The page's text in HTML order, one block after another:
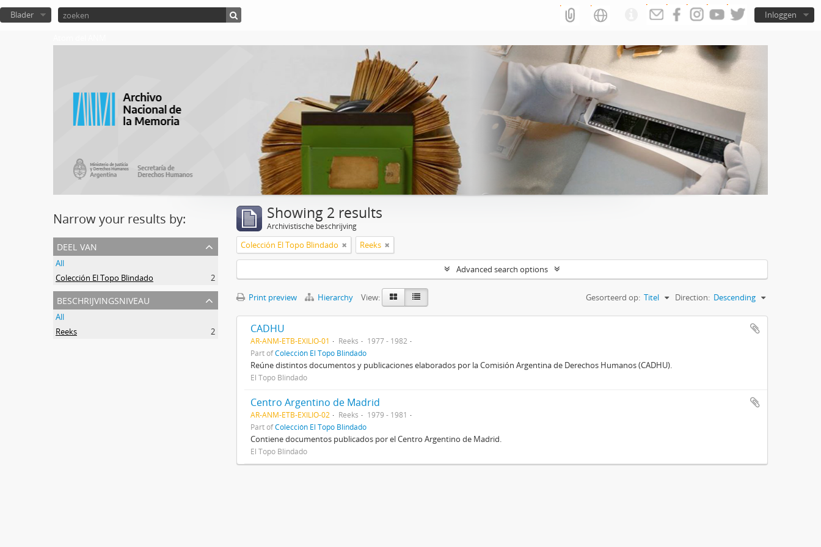
Inloggen
Blader
Narrow your results by:
deel van
All
Colección El Topo Blindado
2
beschrijvingsniveau
All
Reeks
2
Showing 2 results
Archivistische beschrijving
Colección El Topo Blindado Reeks
Advanced search options
Print preview Hierarchy View: Gesorteerd op: Titel Direction: Descending
CADHU
AR-ANM-ETB-EXILIO-01 Reeks
1977 - 1982
Part ofColección El Topo Blindado
Reúne distintos documentos y publicaciones elaborados por la Comisión Argentina de Derechos Humanos (CADHU).
El Topo Blindado
Centro Argentino de Madrid
AR-ANM-ETB-EXILIO-02 Reeks
1979 - 1981
Part ofColección El Topo Blindado
Contiene documentos publicados por el Centro Argentino de Madrid.
El Topo Blindado